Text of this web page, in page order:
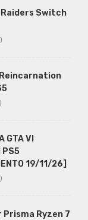
Switch
GTA VI
19/11/26]
Prisma Ryzen 7